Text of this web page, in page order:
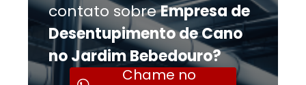
contato sobreEmpresa de
Desentupimento de Cano
no Jardim Bebedouro?
Chame no